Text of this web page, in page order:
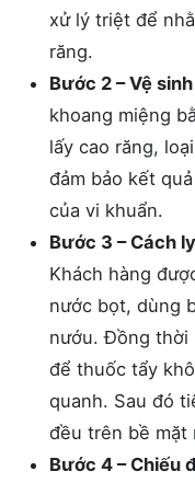
xử lý triệt để
răng.
Bước 2 – Vệ
khoang miệng
lấy cao răng,
đảm bảo kết
của vi khuẩn.
Bước 3 – Cách
Khách hàng
nước bọt, dùng
nướu. Đồng thời
để thuốc tẩy
quanh. Sau đó
đều trên bề mặt
Bước 4 – Chiếu